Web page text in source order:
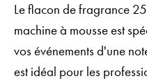
Le flacon de fragrance
machine à mousse est
vos événements d'une
est idéal pour les